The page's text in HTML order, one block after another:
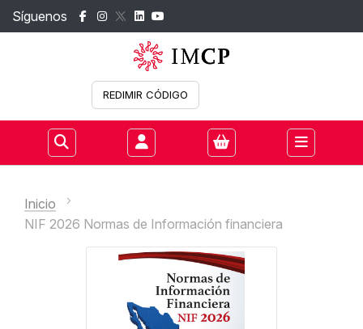
Síguenos
REDIMIR CÓDIGO
Inicio
NIF 2026 Normas de Información financiera